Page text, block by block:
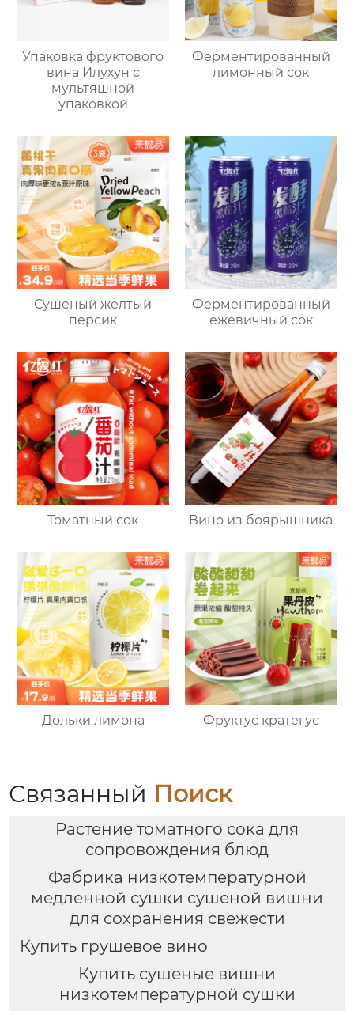
Упаковка фруктового
вина Илухун с
мультяшной
упаковкой
Ферментированный
лимонный сок
Сушеный желтый
персик
Ферментированный
ежевичный сок
Томатный сок Вино из боярышника
Дольки лимона Фруктус кратегус
Связанный Поиск
Растение томатного сока для
сопровождения блюд
Фабрика низкотемпературной
медленной сушки сушеной вишни
для сохранения свежести
Купить грушевое вино
Купить сушеные вишни
низкотемпературной сушки